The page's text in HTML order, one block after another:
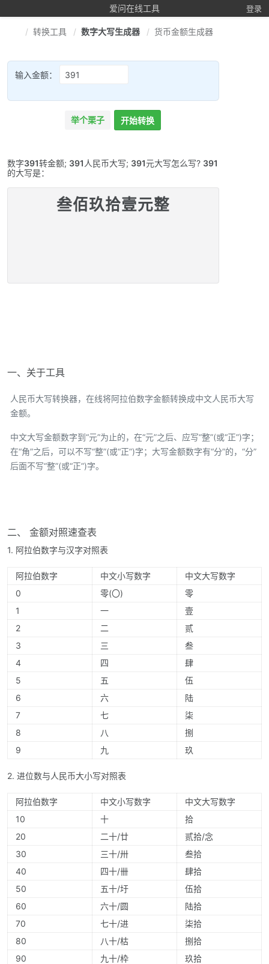
爱问在线工具 登录
转换工具 数字大写生成器 货币金额生成器
输入金额：
举个栗子 开始转换
数字391转金额; 391 人民币大写; 391元大写怎么写? 391
的大写是：
叁佰玖拾壹元整
一、关于工具
人民币大写转换器，在线将阿拉伯数字金额转换成中文人民币大写
金额。
中文大写金额数字到“元”为止的，在“元”之后、应写“整”(或“正”)字；
在“角”之后，可以不写“整”(或“正”)字；大写金额数字有“分”的，“分”
后面不写“整”(或“正”)字。
二、 金额对照速查表
1. 阿拉伯数字与汉字对照表
阿拉伯数字 中文小写数字
中文大写数字
0
零(〇)
零
1
一
壹
2
二
贰
3
三
叁
4
四
肆
5
五
伍
6
六
陆
7
七
柒
8
八
捌
9
九 玖
2. 进位数与人民币大小写对照表
阿拉伯数字 中文小写数字
中文大写数字
10
十
拾
20
二十/廿
贰拾/念
30
三十/卅
叁拾
40
四十/卌
肆拾
50
五十/圩
伍拾
60
六十/圆
陆拾
70
七十/进
柒拾
80
八十/枯
捌拾
90
九十/枠
玖拾